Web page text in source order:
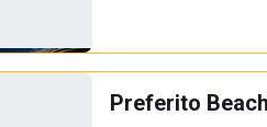
Preferito Beach